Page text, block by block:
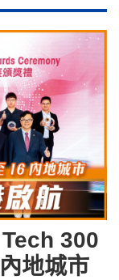
300
地城市